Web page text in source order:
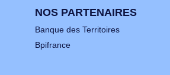
NOS PARTENAIRES
Banque des Territoires
Bpifrance